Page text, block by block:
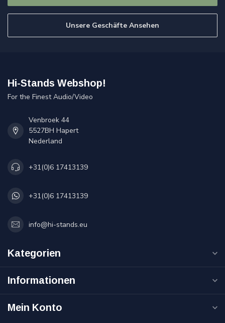
Unsere Geschäfte Ansehen
Hi-Stands Webshop!
For the Finest Audio/Video
Venbroek 44
5527BH Hapert
Nederland
+31(0)6 17413139
+31(0)6 17413139
info@hi-stands.eu
Kategorien
Informationen
Mein Konto